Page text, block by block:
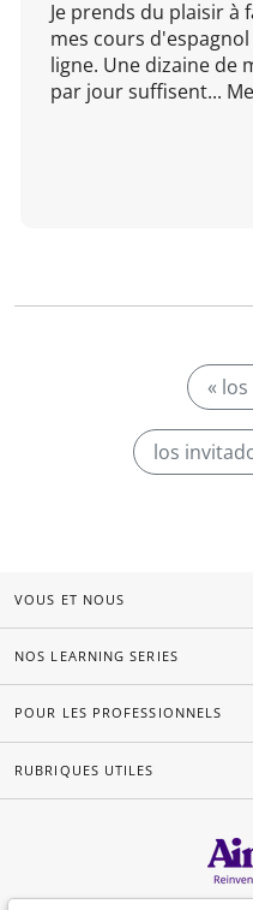
Je prends du plaisir à
mes cours d'espagnol
ligne. Une dizaine de
par jour suffisent...
«
los
VOUS ET NOUS
NOS LEARNING SERIES
POUR LES PROFESSIONNELS
RUBRIQUES UTILES